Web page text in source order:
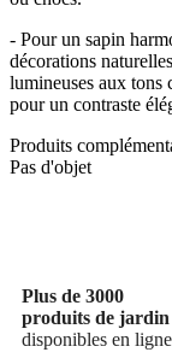
- Pour un sapin
décorations
lumineuses aux tons
pour un contraste
Produits
Pas d'objet
Plus de 3000
produits de jardin
disponibles en ligne